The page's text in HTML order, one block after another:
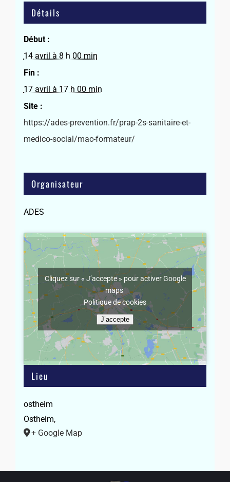
Détails
Début :
14 avril à 8 h 00 min
Fin :
17 avril à 17 h 00 min
Site :
https://ades-prevention.fr/prap-2s-sanitaire-et-
medico-social/mac-formateur/
Organisateur
ADES
Lieu
ostheim
Ostheim,
+ Google Map
Cliquez sur « J’accepte » pour activer Google
maps
Politique de cookies
J’accepte